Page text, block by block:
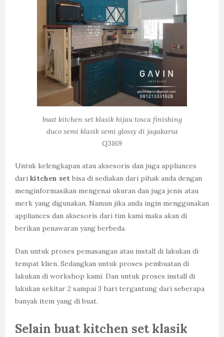
buat kitchen set klasik hijau tosca finishing
duco semi klasik semi glossy di jagakarsa
Q3169
Untuk kelengkapan atau aksesoris dan juga appliances
dari kitchen set bisa di sediakan dari pihak anda dengan
menginformasikan mengenai ukuran dan juga jenis atau
merk yang digunakan. Namun jika anda ingin menggunakan
appliances dan aksesoris dari tim kami maka akan di
berikan penawaran yang berbeda.
Dan untuk proses pemasangan atau install di lakukan di
tempat klien. Sedangkan untuk proses pembuatan di
lakukan di workshop kami. Dan untuk proses install di
lakukan sekitar 2 sampai 3 hari tergantung dari seberapa
banyak item yang di buat.
Selain buat kitchen set klasik